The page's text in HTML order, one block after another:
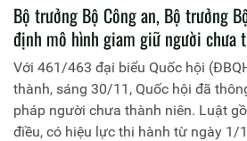
Bộ trưởng Bộ Công an, Bộ trưởng
định mô hình giam giữ người chưa
Với 461/463 đại biểu Quốc hội
thành, sáng 30/11, Quốc hội đã
pháp người chưa thành niên. Luật
điều, có hiệu lực thi hành từ ngày 1/